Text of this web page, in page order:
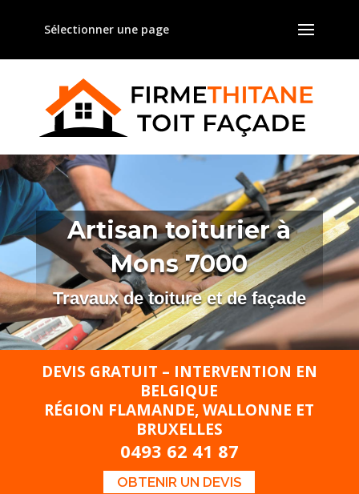
Sélectionner une page
Artisan toiturier à
Mons 7000
Travaux de toiture et de façade
DEVIS GRATUIT – INTERVENTION EN
BELGIQUE
RÉGION FLAMANDE, WALLONNE ET
BRUXELLES
0493 62 41 87
OBTENIR UN DEVIS